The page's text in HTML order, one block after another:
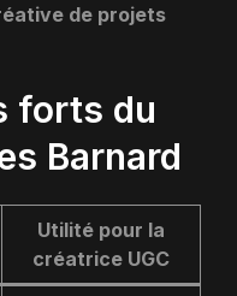
de projets
forts du
Barnard
Utilité pour la
créatrice UGC